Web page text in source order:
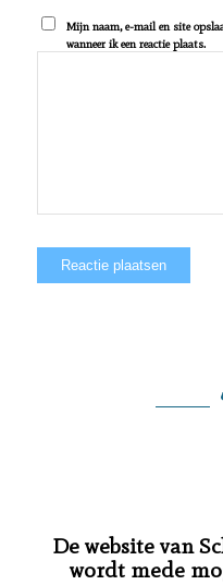
Mijn naam, e-mail en site
wanneer ik een reactie plaats.
De website van
wordt mede